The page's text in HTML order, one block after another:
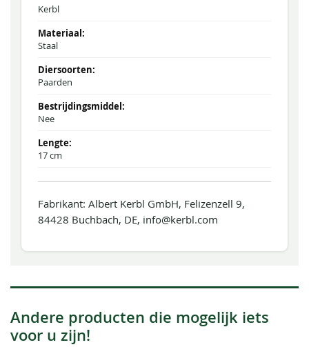
Kerbl
Staal
Paarden
Nee
17 cm
Fabrikant: Albert Kerbl GmbH, Felizenzell 9,
84428 Buchbach, DE, info@kerbl.com
Andere producten die mogelijk iets
voor u zijn!